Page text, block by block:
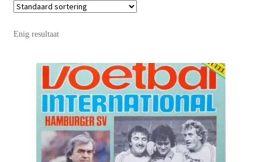
VI’s met Posters
Wie is puntertje
Puntertjes
Enig resultaat